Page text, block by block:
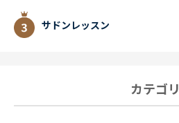
サドンレッスン
カテゴリ